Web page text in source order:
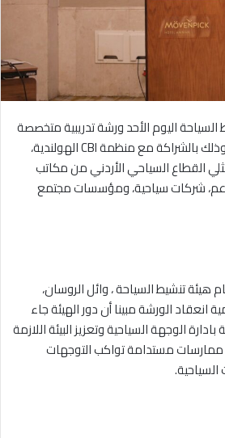
اليوم الأحد ورشة تدريبية متخصصة
حول السياحة المستدامة، وذلك بالشراكة مع منظمة CBI الهولندية،
القطاع السياحي الأردني من مكاتب
شركات سياحية، ومؤسسات مجتمع
هيئة تنشيط السياحة ، وائل الروسان،
الورشة مبينا أن دور الهيئة جاء
الوجهة السياحية وتعزيز البيئة اللازمة
ممارسات مستدامة تواكب التوجهات